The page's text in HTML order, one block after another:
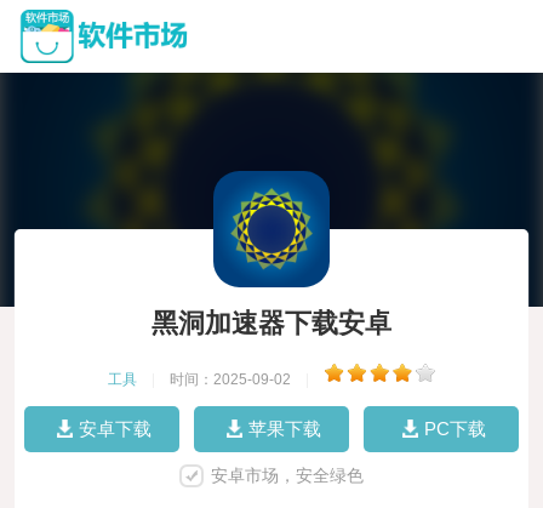
黑洞加速器下载安卓
工具 时间：2025-09-02
安卓下载 苹果下载 PC下载
安卓市场，安全绿色